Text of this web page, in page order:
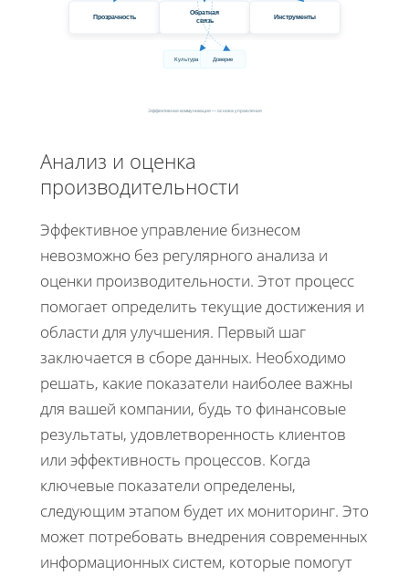
Прозрачность
Обратная
связь
Инструменты
Культура Доверие
Эффективная коммуникация — основа управления
Анализ и оценка
производительности
Эффективное управление бизнесом
невозможно без регулярного анализа и
оценки производительности. Этот процесс
помогает определить текущие достижения и
области для улучшения. Первый шаг
заключается в сборе данных. Необходимо
решать, какие показатели наиболее важны
для вашей компании, будь то финансовые
результаты, удовлетворенность клиентов
или эффективность процессов. Когда
ключевые показатели определены,
следующим этапом будет их мониторинг. Это
может потребовать внедрения современных
информационных систем, которые помогут